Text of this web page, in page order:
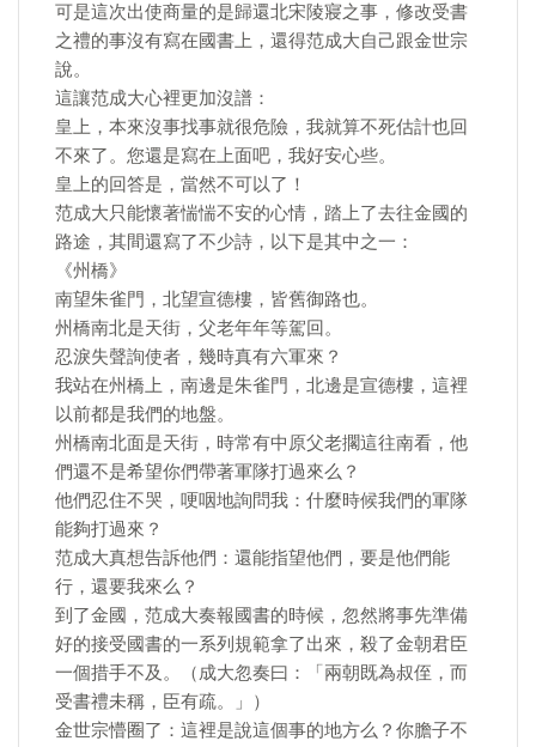
可是這次出使商量的是歸還北宋陵寢之事，修改受書
之禮的事沒有寫在國書上，還得范成大自己跟金世宗
說。
這讓范成大心裡更加沒譜：
皇上，本來沒事找事就很危險，我就算不死估計也回
不來了。您還是寫在上面吧，我好安心些。
皇上的回答是，當然不可以了！
范成大只能懷著惴惴不安的心情，踏上了去往金國的
路途，其間還寫了不少詩，以下是其中之一：
《州橋》
南望朱雀門，北望宣德樓，皆舊御路也。
州橋南北是天街，父老年年等駕回。
忍淚失聲詢使者，幾時真有六軍來？
我站在州橋上，南邊是朱雀門，北邊是宣德樓，這裡
以前都是我們的地盤。
州橋南北面是天街，時常有中原父老擱這往南看，他
們還不是希望你們帶著軍隊打過來么？
他們忍住不哭，哽咽地詢問我：什麼時候我們的軍隊
能夠打過來？
范成大真想告訴他們：還能指望他們，要是他們能
行，還要我來么？
到了金國，范成大奏報國書的時候，忽然將事先準備
好的接受國書的一系列規範拿了出來，殺了金朝君臣
一個措手不及。（成大忽奏曰：「兩朝既為叔侄，而
受書禮未稱，臣有疏。」）
金世宗懵圈了：這裡是說這個事的地方么？你膽子不